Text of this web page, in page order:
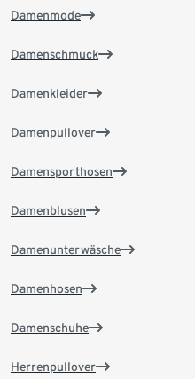
Damenmode
Damenschmuck
Damenkleider
Damenpullover
Damensporthosen
Damenblusen
Damenunterwäsche
Damenhosen
Damenschuhe
Herrenpullover